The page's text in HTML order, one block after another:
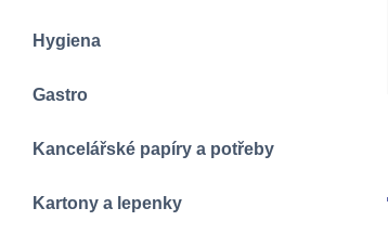
Hygiena
Gastro
Kancelářské papíry a potřeby
Kartony a lepenky